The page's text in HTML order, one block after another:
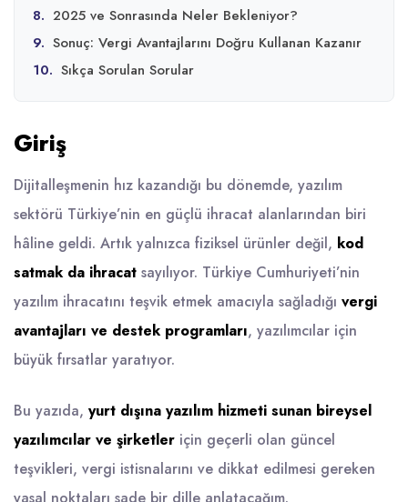
8. 2025 ve Sonrasında Neler Bekleniyor?
9. Sonuç: Vergi Avantajlarını Doğru Kullanan Kazanır
10. Sıkça Sorulan Sorular
Giriş
Dijitalleşmenin hız kazandığı bu dönemde, yazılım
sektörü Türkiye’nin en güçlü ihracat alanlarından biri
hâline geldi. Artık yalnızca fiziksel ürünler değil, kod
satmak da ihracat sayılıyor. Türkiye Cumhuriyeti’nin
yazılım ihracatını teşvik etmek amacıyla sağladığı vergi
avantajları ve destek programları, yazılımcılar için
büyük fırsatlar yaratıyor.
Bu yazıda, yurt dışına yazılım hizmeti sunan bireysel
yazılımcılar ve şirketler için geçerli olan güncel
teşvikleri, vergi istisnalarını ve dikkat edilmesi gereken